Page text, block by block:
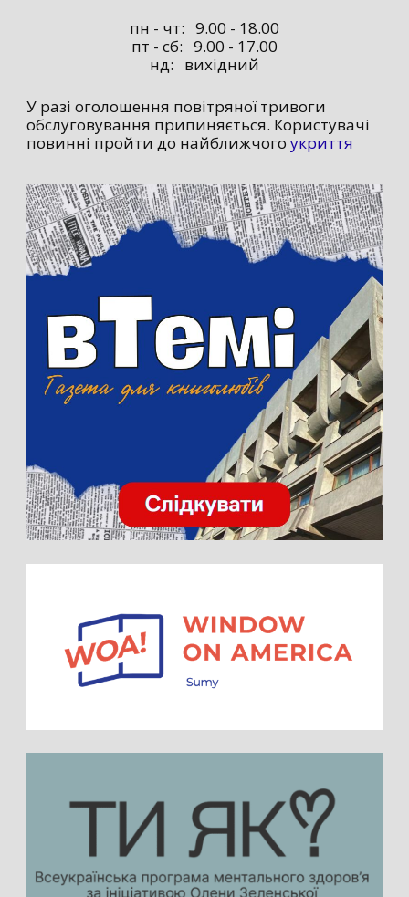
пн - чт: 9.00 - 18.00
пт - сб: 9.00 - 17.00
нд: вихідний
У разі оголошення повітряної тривоги
обслуговування припиняється. Користувачі
повинні пройти до найближчого укриття